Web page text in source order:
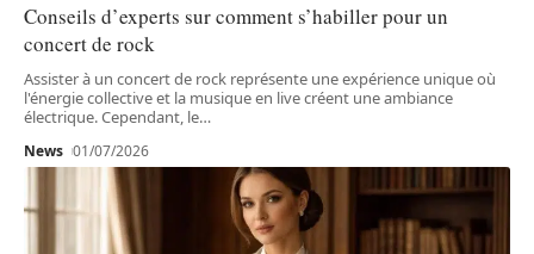
Conseils d’experts sur comment s’habiller pour un
concert de rock
Assister à un concert de rock représente une expérience unique où
l'énergie collective et la musique en live créent une ambiance
électrique. Cependant, le…
News 01/07/2026